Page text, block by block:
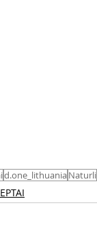
d.one_lithuaniaNaturli